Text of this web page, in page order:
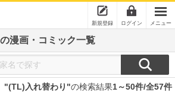
新規登録 ログイン メニュー
漫画・コミック一覧
"(TL)入れ替わり"の検索結果1～50件/全57件